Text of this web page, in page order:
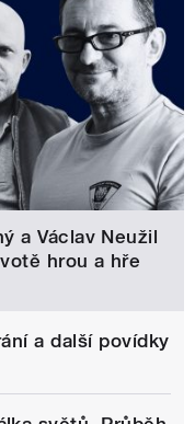
a Václav Neužil
hrou a hře
a další povídky